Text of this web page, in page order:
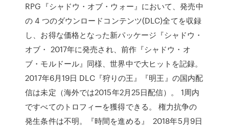
RPG『シャドウ・オブ・ウォー』において、発売中
の 4 つのダウンロードコンテンツ(DLC)全てを収録
し、お得な価格となった新パッケージ『シャドウ・
オブ・ 2017年に発売され、前作『シャドウ・オ
ブ・モルドール』同様、世界中で大ヒットを記録。
2017年6月19日 DLC『狩りの王』『明王』の国内配
信は未定（海外では2015年2月25日配信）。 1周内
ですべてのトロフィーを獲得できる。 権力抗争の
発生条件は不明。『時間を進める』 2018年5月9日